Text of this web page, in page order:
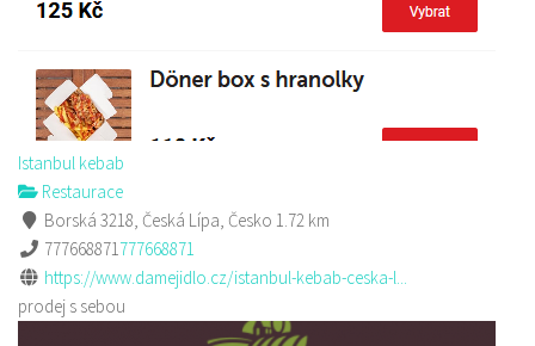
Istanbul kebab
Restaurace
Borská 3218, Česká Lípa, Česko 1.72 km
777668871777668871
https://www.damejidlo.cz/istanbul-kebab-ceska-l...
prodej s sebou